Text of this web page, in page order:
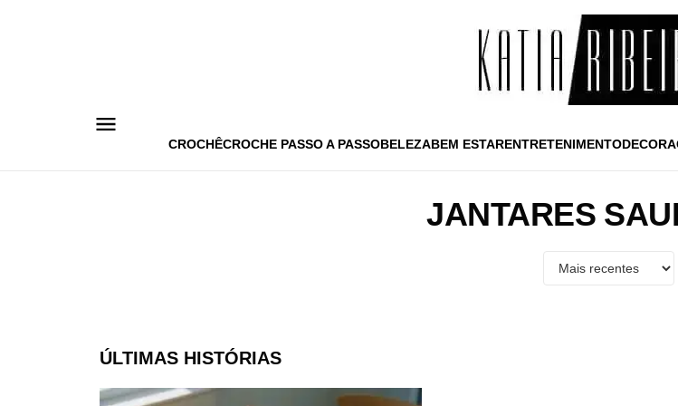
CROCHÊCROCHE PASSO A PASSOBELEZABEM ESTARENTRETENIMENTO
JANTARES
ÚLTIMAS HISTÓRIAS